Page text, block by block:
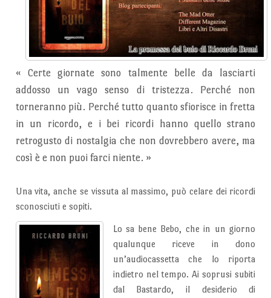
«
Certe giornate sono talmente belle da lasciarti
addosso un vago senso di tristezza. Perché non
torneranno più. Perché tutto quanto sfiorisce in fretta
in un ricordo, e i bei ricordi hanno quello strano
retrogusto di nostalgia che non dovrebbero avere, ma
così è e non puoi farci niente. »
Una vita, anche se vissuta al massimo, può celare dei ricordi
sconosciuti e sopiti.
Lo sa bene Bebo, che in un giorno
qualunque riceve in dono
un’audiocassetta che lo riporta
indietro nel tempo. Ai soprusi subiti
dal Bastardo, il desiderio di